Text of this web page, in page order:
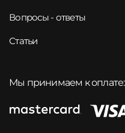
Вопросы - ответы
Статьи
Мы принимаем к оплате: